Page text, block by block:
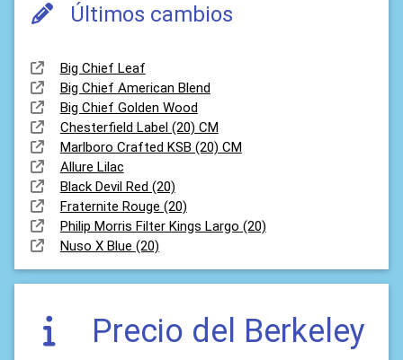
Últimos cambios
Big Chief Leaf
Big Chief American Blend
Big Chief Golden Wood
Chesterfield Label (20) CM
Marlboro Crafted KSB (20) CM
Allure Lilac
Black Devil Red (20)
Fraternite Rouge (20)
Philip Morris Filter Kings Largo (20)
Nuso X Blue (20)
Precio del Berkeley